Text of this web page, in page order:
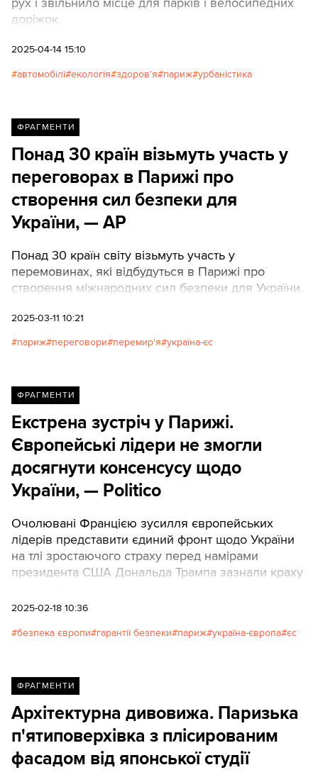
доріжок.
2025-04-14 15:10
автомобілі екологія здоров’я париж урбаністика
ФРАГМЕНТИ
Понад 30 країн візьмуть участь у
переговорах в Парижі про
створення сил безпеки для
України, — AP
Понад 30 країн світу візьмуть участь у
перемовинах, які відбудуться в Парижі про
створення міжнародних сил безпеки для України.
2025-03-11 10:21
париж переговори перемир'я україна-єс
ФРАГМЕНТИ
Екстрена зустріч у Парижі.
Європейські лідери не змогли
досягнути консенсусу щодо
України, — Politico
Очолювані Францією зусилля європейських
лідерів представити єдиний фронт щодо України
на тлі зростаючого страху перед намірами
президента США Дональда Трампа зазнали краху
про відправку військ для забезпечення можливої
2025-02-18 10:36
безпека європи гарантії безпеки париж україна-європа єс
ФРАГМЕНТИ
Архітектурна дивовижа. Паризька
п'ятиповерхівка з плісированим
фасадом від японської студії